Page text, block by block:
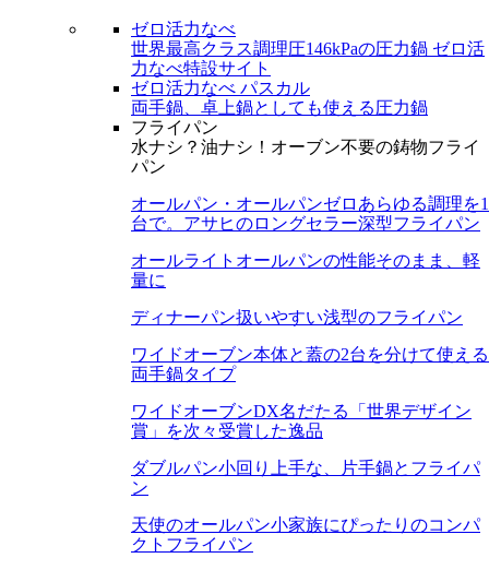
ゼロ活力なべ
世界最高クラス調理圧146kPaの圧力鍋 ゼロ活
力なべ特設サイト
ゼロ活力なべ パスカル
両手鍋、卓上鍋としても使える圧力鍋
フライパン
水ナシ？油ナシ！オーブン不要の鋳物フライ
パン
オールパン・オールパンゼロ あらゆる調理を1
台で。アサヒのロングセラー深型フライパン
オールライト オールパンの性能そのまま、軽
量に
ディナーパン扱いやすい浅型のフライパン
ワイドオーブン本体と蓋の2台を分けて使える
両手鍋タイプ
ワイドオーブンDX名だたる「世界デザイン
賞」を次々受賞した逸品
ダブルパン小回り上手な、片手鍋とフライパ
ン
天使のオールパン小家族にぴったりのコンパ
クトフライパン